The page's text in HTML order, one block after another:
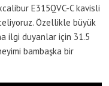
E315QVC-C kavisli
Özellikle büyük
ilgi duyanlar için 31.5
bambaşka bir